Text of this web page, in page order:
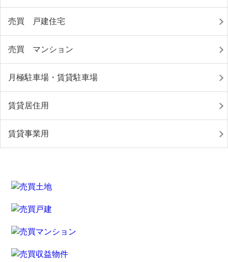
売買 戸建住宅
売買 マンション
月極駐車場・賃貸駐車場
賃貸居住用
賃貸事業用